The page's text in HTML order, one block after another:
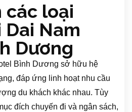
các loại
Nam
Dương
Bình Dương sở hữu hệ
đáp ứng linh hoạt nhu cầu
du khách khác nhau. Tùy
đích chuyến đi và ngân sách,